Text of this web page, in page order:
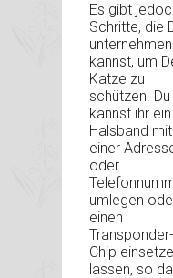
Es gibt
Schritte, die
unternehmen
kannst, um
Katze zu
schützen. Du
kannst ihr ein
Halsband mit
einer
oder
umlegen
einen
Transponder-
Chip
lassen, so